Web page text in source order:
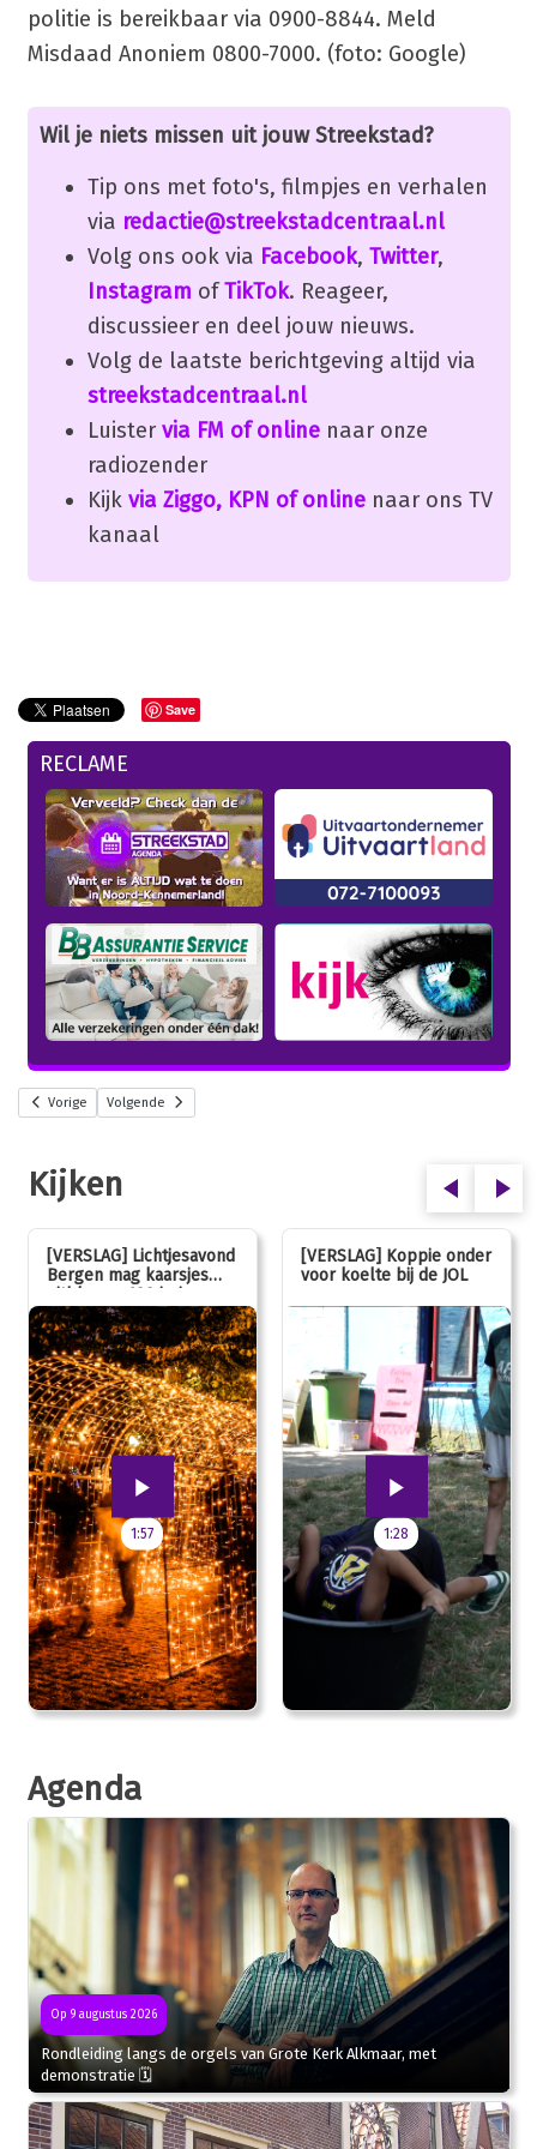
politie is bereikbaar via 0900-8844. Meld
Misdaad Anoniem 0800-7000. (foto: Google)
Wil je niets missen uit jouw Streekstad?
Tip ons met foto's, filmpjes en verhalen
via redactie@streekstadcentraal.nl
Volg ons ook via Facebook, Twitter,
Instagram ofTikTok. Reageer,
discussieer en deel jouw nieuws.
Volg de laatste berichtgeving altijd via
streekstadcentraal.nl
Luister via FM of onlinenaar onze
radiozender
Kijk via Ziggo, KPN of onlinenaar ons TV
kanaal
Save
RECLAME
Vorige Volgende
Kijken
[VERSLAG] Lichtjesavond
Bergen mag kaarsjes
uitblazen: 100 jarig
jubileum!
1:57
[VERSLAG] Koppie onder
voor koelte bij de JOL
1:28
Agenda
Op 9 augustus 2026
Rondleiding langs de orgels van Grote Kerk Alkmaar, met
demonstratie 🗓